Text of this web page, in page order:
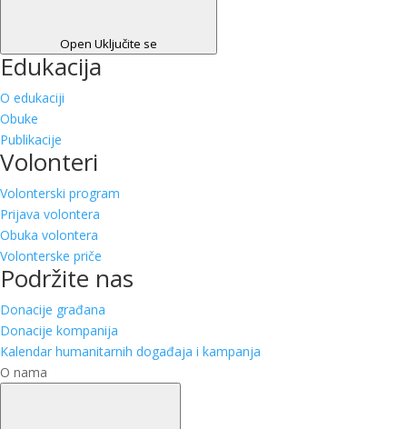
Open Uključite se
Edukacija
O edukaciji
Obuke
Publikacije
Volonteri
Volonterski program
Prijava volontera
Obuka volontera
Volonterske priče
Podržite nas
Donacije građana
Donacije kompanija
Kalendar humanitarnih događaja i kampanja
O nama